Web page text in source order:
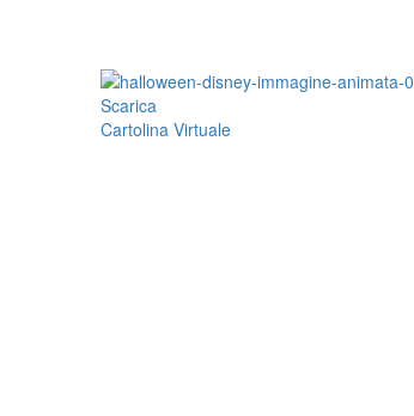
Scarica
Cartolina Virtuale